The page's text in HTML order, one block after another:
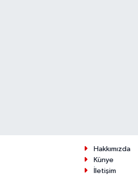
Hakkımızda
Künye
İletişim